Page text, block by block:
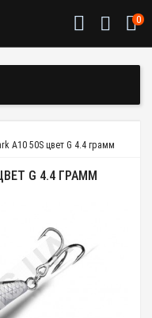
0
A10 50S цвет G 4.4 грамм
ЦВЕТ G 4.4 ГРАММ